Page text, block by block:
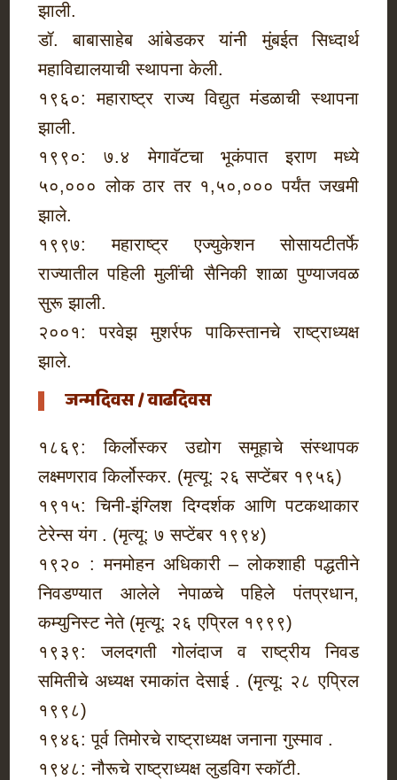
झाली.
डॉ. बाबासाहेब आंबेडकर यांनी मुंबईत सिध्दार्थ
महाविद्यालयाची स्थापना केली.
१९६०: महाराष्ट्र राज्य विद्युत मंडळाची स्थापना
झाली.
१९९०: ७.४ मेगावॅटचा भूकंपात इराण मध्ये
५०,००० लोक ठार तर १,५०,००० पर्यंत जखमी
झाले.
१९९७: महाराष्ट्र एज्युकेशन सोसायटीतर्फे
राज्यातील पहिली मुलींची सैनिकी शाळा पुण्याजवळ
सुरू झाली.
२००१: परवेझ मुशर्रफ पाकिस्तानचे राष्ट्राध्यक्ष
झाले.
जन्मदिवस / वाढदिवस
१८६९: किर्लोस्कर उद्योग समूहाचे संस्थापक
लक्ष्मणराव किर्लोस्कर. (मृत्यू: २६ सप्टेंबर १९५६)
१९१५: चिनी-इंग्लिश दिग्दर्शक आणि पटकथाकार
टेरेन्स यंग . (मृत्यू: ७ सप्टेंबर १९९४)
१९२० : मनमोहन अधिकारी – लोकशाही पद्धतीने
निवडण्यात आलेले नेपाळचे पहिले पंतप्रधान,
कम्युनिस्ट नेते (मृत्यू: २६ एप्रिल १९९९)
१९३९: जलदगती गोलंदाज व राष्ट्रीय निवड
समितीचे अध्यक्ष रमाकांत देसाई . (मृत्यू: २८ एप्रिल
१९९८)
१९४६: पूर्व तिमोरचे राष्ट्राध्यक्ष जनाना गुस्माव .
१९४८: नौरूचे राष्ट्राध्यक्ष लुडविग स्कॉटी.